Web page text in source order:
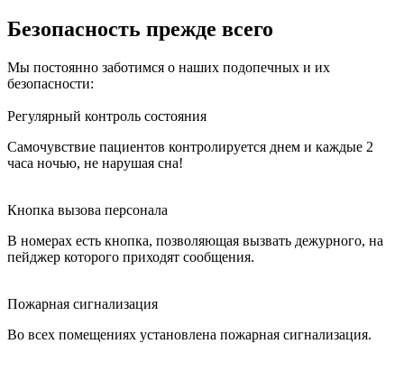
Безопасность прежде всего
Мы постоянно заботимся о наших подопечных и их
безопасности:
Регулярный контроль состояния
Самочувствие пациентов контролируется днем и каждые 2
часа ночью, не нарушая сна!
Кнопка вызова персонала
В номерах есть кнопка, позволяющая вызвать дежурного, на
пейджер которого приходят сообщения.
Пожарная сигнализация
Во всех помещениях установлена пожарная сигнализация.